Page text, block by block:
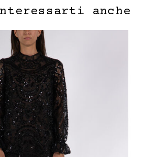
anche